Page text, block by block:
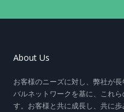
About Us
お客様のニーズに対し、弊社が
バルネットワークを基に、これ
す。お客様と共に成長し、共に